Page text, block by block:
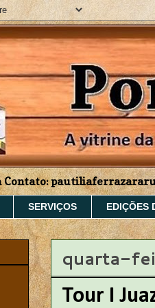
Contato:
SERVIÇOS EDIÇÕES
quarta-
Tour I